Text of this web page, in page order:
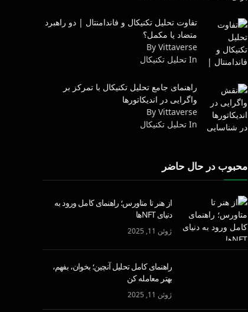
تفاوت تحلیل تکنیکال و فاندامنتال | دو راهبرد
متضاد یا مکمل؟
By Vittaverse
In تحليل تكنيكال
راهنمای جامع تحلیل تکنیکال با تمرکز بر
واگرایی در اندیکاتورها
By Vittaverse
In تحليل تكنيكال
محبوب در حال حاضر
از هنر تا متاورس؛ راهنمای کامل ورود به
دنیای NFTها
ژوئن 11, 2025
راهنمای کامل تحلیل آنچین؛ بخوان، بفهم،
بهتر معامله کن
ژوئن 11, 2025